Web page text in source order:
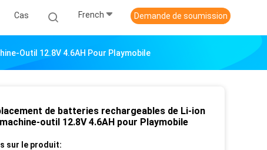
Cas French Demande de soumission
Outil 12.8V 4.6AH Pour Playmobile
de batteries rechargeables de Li-ion
outil 12.8V 4.6AH pour Playmobile
sur le produit: